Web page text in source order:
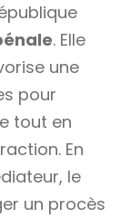
. Elle
une
pour
tout en
En
le
un procès